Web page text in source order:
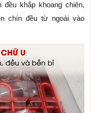
khắp khoang chiên,
chín đều từ ngoài vào